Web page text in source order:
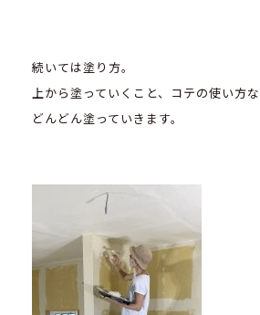
続いては塗り方。
上から塗っていくこと、コテの使い方
どんどん塗っていきます。